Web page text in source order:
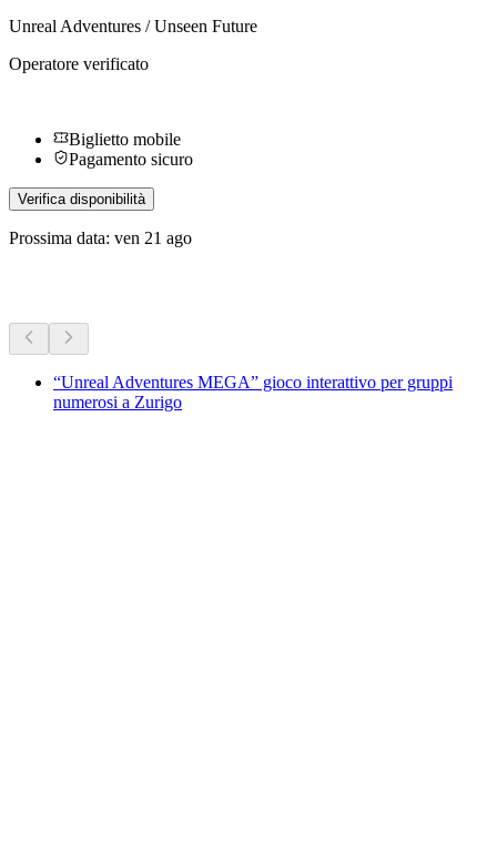
Unreal Adventures / Unseen Future
Operatore verificato
Biglietto mobile
Pagamento sicuro
Verifica disponibilità
Prossima data: ven 21 ago
“Unreal Adventures MEGA” gioco interattivo per gruppi
numerosi a Zurigo